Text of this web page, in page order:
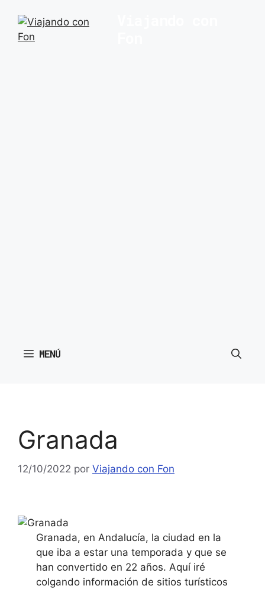
contenido
MENÚ
Granada
12/10/2022 por Viajando con Fon
Granada, en Andalucía, la ciudad en la
que iba a estar una temporada y que se
han convertido en 22 años. Aquí iré
colgando información de sitios turísticos